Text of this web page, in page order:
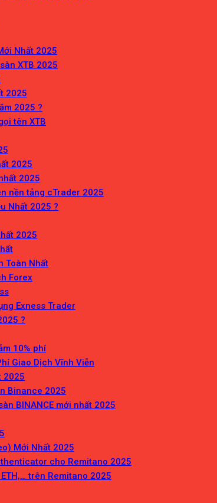
Nhất 2025
XTB 2025
2025
2025 ?
tên XTB
2025
2025
nền tảng cTrader 2025
Nhất 2025 ?
2025
Toàn Nhất
Forex
Exness Trader
?
10% phí
Giao Dịch Vĩnh Viễn
2025
Binance 2025
BINANCE mới nhất 2025
Mới Nhất 2025
cho Remitano 2025
trên Remitano 2025